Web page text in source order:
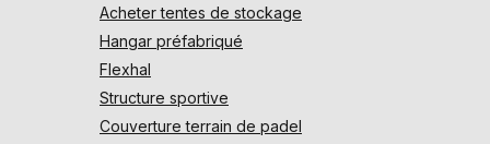
Acheter tentes de stockage
Hangar préfabriqué
Flexhal
Structure sportive
Couverture terrain de padel